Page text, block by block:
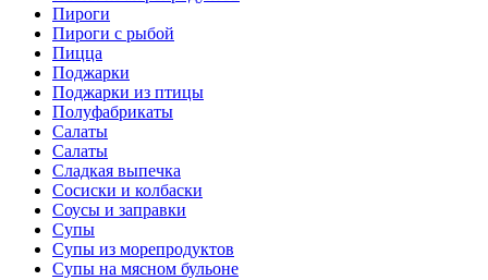
Пироги
Пироги с рыбой
Пицца
Поджарки
Поджарки из птицы
Полуфабрикаты
Салаты
Салаты
Сладкая выпечка
Сосиски и колбаски
Соусы и заправки
Супы
Супы из морепродуктов
Супы на мясном бульоне